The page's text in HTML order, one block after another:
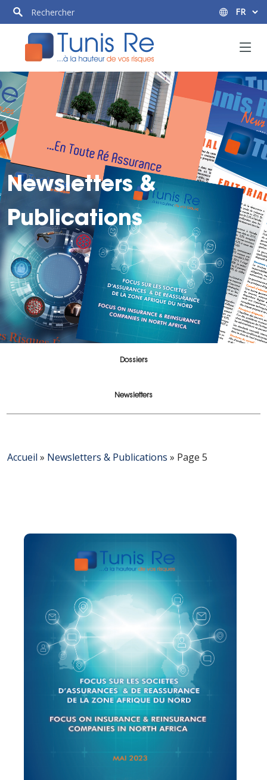
Newsletters &
Publications
Dossiers
Newsletters
Accueil » Newsletters & Publications » Page 5